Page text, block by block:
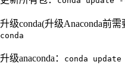
升级conda(升级Anaconda前需
conda
升级anaconda： conda update